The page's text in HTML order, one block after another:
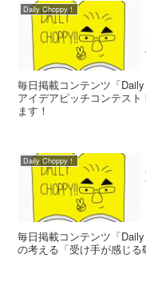
Daily Choppy！
毎日掲載コンテンツ「
アイデアピッチコンテス
ます！
Daily Choppy！
毎日掲載コンテンツ「
の考える「受け手が感じる